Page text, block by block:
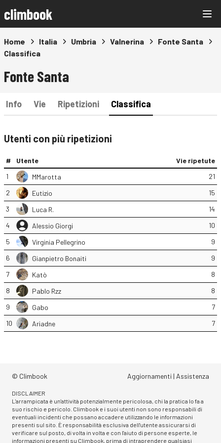
climbook
Home Italia Umbria Valnerina
Fonte Santa
Classifica
Fonte Santa
Info Vie Ripetizioni Classifica
Utenti con più ripetizioni
# Utente
Vie ripetute
1
MMarotta
21
2
Eutizio
15
3
Luca R.
14
4
Alessio Giorgi
10
5
Virginia Pellegrino
9
6
Gianpietro Bonaiti
9
7
Katò
8
8
Pablo Rzz
8
9
Gabo
7
10
Ariadne 7
© Climbook Aggiornamenti | Assistenza
DISCLAIMER
L'arrampicata è un'attività potenzialmente pericolosa, chi la pratica lo fa a
suo rischio e pericolo. Climbook e i suoi utenti non sono responsabili di
eventuali incidenti che possano accadere utilizzando le informazioni
presenti sul sito. È responsabilità esclusiva dell'utente assicurarsi di
verificare sul posto, di volta in volta e con l'aiuto di persone esperte, le
informazioni presenti su Climbook, prima di intraprendere qualsiasi